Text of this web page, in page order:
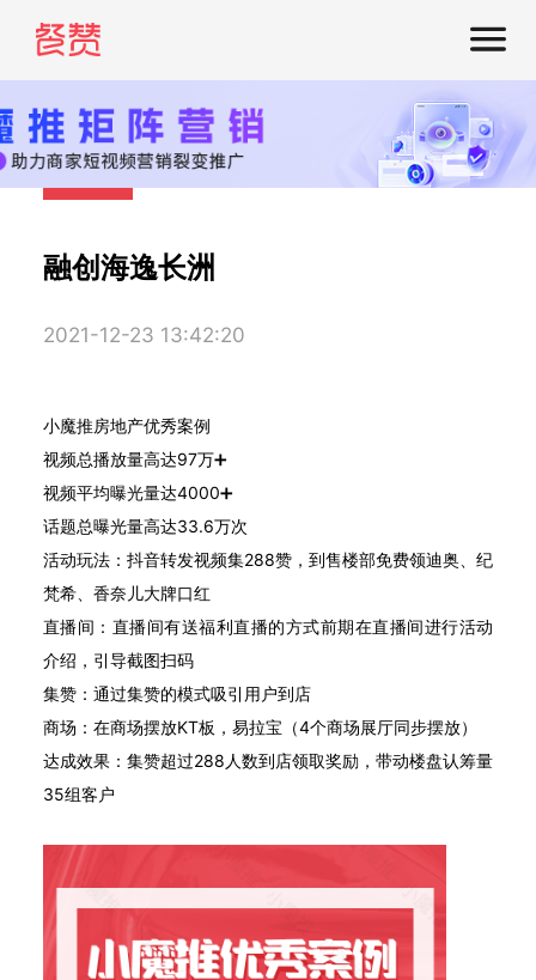
融创海逸长洲
2021-12-23 13:42:20
小魔推房地产优秀案例
视频总播放量高达97万➕
视频平均曝光量达4000➕
话题总曝光量高达33.6万次
活动玩法：抖音转发视频集288赞，到售楼部免费领迪奥、纪
梵希、香奈儿大牌口红
直播间：直播间有送福利直播的方式前期在直播间进行活动
介绍，引导截图扫码
集赞：通过集赞的模式吸引用户到店
商场：在商场摆放KT板，易拉宝（4个商场展厅同步摆放）
达成效果：集赞超过288人数到店领取奖励，带动楼盘认筹量
35组客户